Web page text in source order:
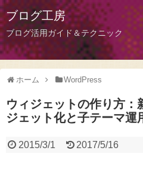
ブログ工房
ブログ活用ガイド＆テクニック
ホーム WordPress
ウィジェットの作り方：
ジェット化と子テーマ運
2015/3/1 2017/5/16